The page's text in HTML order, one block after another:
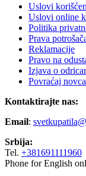
Uslovi
Uslovi online
Politika
Prava
Reklamacije
Pravo na
Izjava o
Povraćaj novca
Kontaktirajte nas:
Email:
Srbija:
Tel. +381691111960
Phone for English